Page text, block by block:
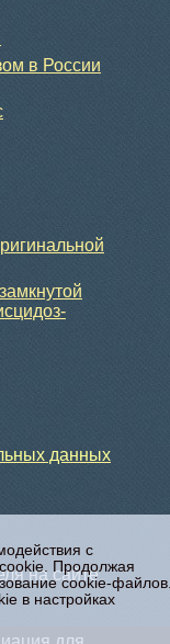
в России
данных
на сайте
с
Продолжая
cookie-
в настройках